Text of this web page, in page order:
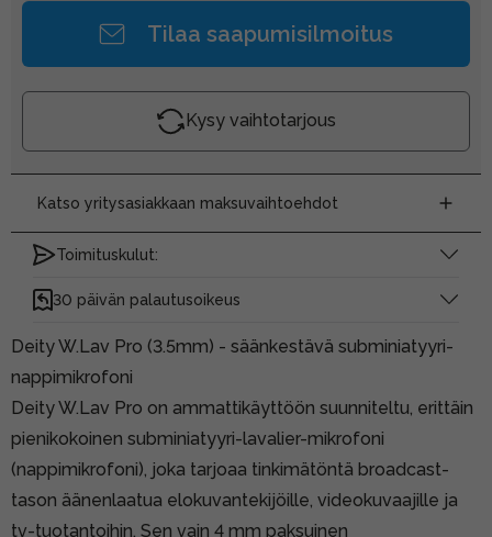
Tilaa saapumisilmoitus
Kysy vaihtotarjous
Katso yritysasiakkaan maksuvaihtoehdot
Toimituskulut:
30 päivän palautusoikeus
Deity W.Lav Pro (3.5mm) - säänkestävä subminiatyyri-
nappimikrofoni
Deity W.Lav Pro on ammattikäyttöön suunniteltu, erittäin
pienikokoinen subminiatyyri-lavalier-mikrofoni
(nappimikrofoni), joka tarjoaa tinkimätöntä broadcast-
tason äänenlaatua elokuvantekijöille, videokuvaajille ja
tv-tuotantoihin. Sen vain 4 mm paksuinen